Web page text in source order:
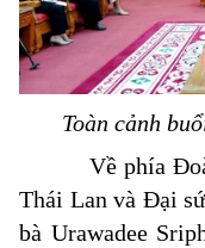
Toàn cảnh
Về phía Đoàn
Thái Lan và Đại
bà Urawadee